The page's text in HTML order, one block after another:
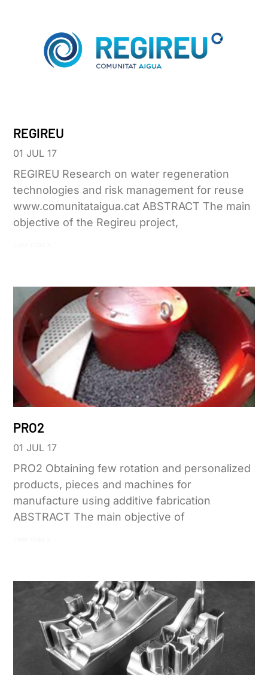
REGIREU
01 JUL 17
REGIREU Research on water regeneration
technologies and risk management for reuse
www.comunitataigua.cat ABSTRACT The main
objective of the Regireu project,
PRO2
01 JUL 17
PRO2 Obtaining few rotation and personalized
products, pieces and machines for
manufacture using additive fabrication
ABSTRACT The main objective of